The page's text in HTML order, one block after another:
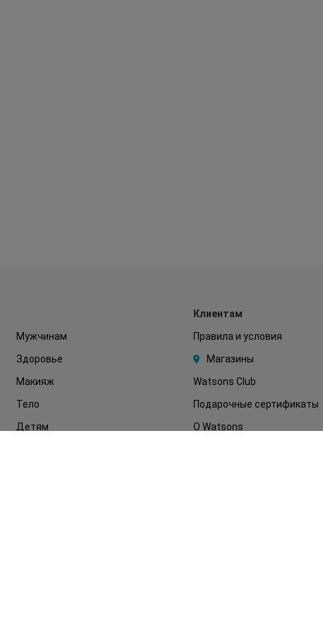
Мужчинам
Здоровье
Макияж
Тело
Детям
Клиентам
Правила и условия
Магазины
Watsons Club
Подарочные сертификаты
О Watsons